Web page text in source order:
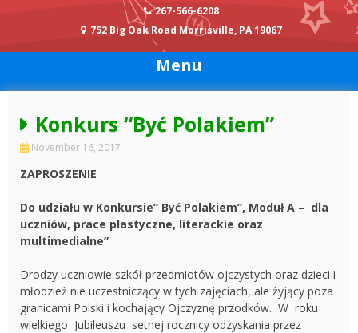
267-566-6208
752 Big Oak Road Morrisville, PA 19067
Menu
Konkurs “Być Polakiem”
November 16, 2017
ZAPROSZENIE
Do udziału w Konkursie” Być Polakiem”, Moduł A – dla
uczniów, prace plastyczne, literackie oraz
multimedialne”
Drodzy uczniowie szkół przedmiotów ojczystych oraz dzieci i
młodzież nie uczestniczący w tych zajęciach, ale żyjący poza
granicami Polski i kochający Ojczyznę przodków. W roku
wielkiego Jubileuszu setnej rocznicy odzyskania przez